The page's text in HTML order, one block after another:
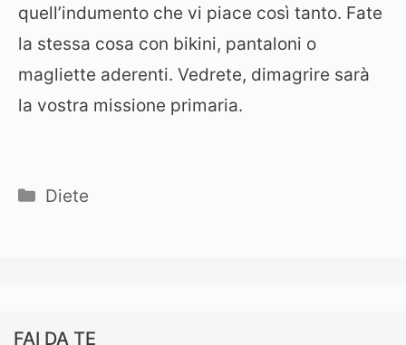
quell’indumento che vi piace così tanto. Fate
la stessa cosa con bikini, pantaloni o
magliette aderenti. Vedrete, dimagrire sarà
la vostra missione primaria.
Categorie
Diete
FAI DA TE